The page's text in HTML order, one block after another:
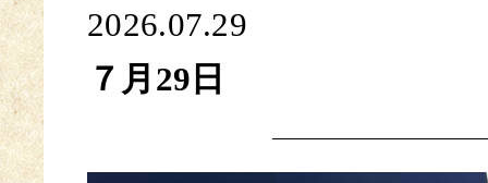
2026.07.29
７月29日